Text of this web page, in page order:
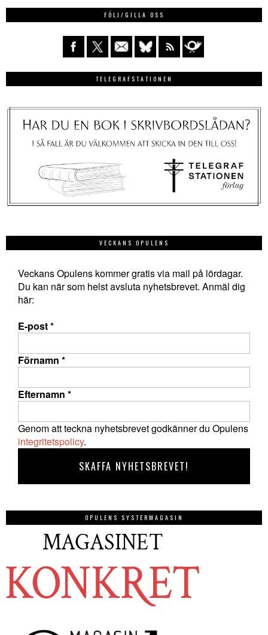
FÖLJ/GILLA OSS
TELEGRAFSTATIONEN
VECKANS OPULENS
Veckans Opulens kommer gratis via mail på lördagar.
Du kan när som helst avsluta nyhetsbrevet. Anmäl dig
här:
E-post*
Förnamn *
Efternamn *
Genom att teckna nyhetsbrevet godkänner du Opulens
integritetspolicy.
OPULENS SYSTERMAGASIN